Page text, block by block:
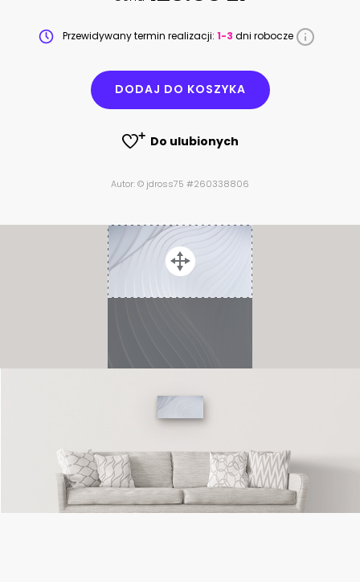
Przewidywany termin realizacji: 1-3 dni robocze
DODAJ DO KOSZYKA
Do ulubionych
Autor: © jdross75 #260338806